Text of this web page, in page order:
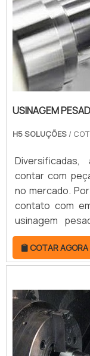
DETALHES S...
USINAGEM
H5 SOLUÇÕES /
contar com
no mercado.
contato com
usinagem
usinagem
elaboração
robustos.
projetos
de peças
DETALHES S...
COTAR AGORA